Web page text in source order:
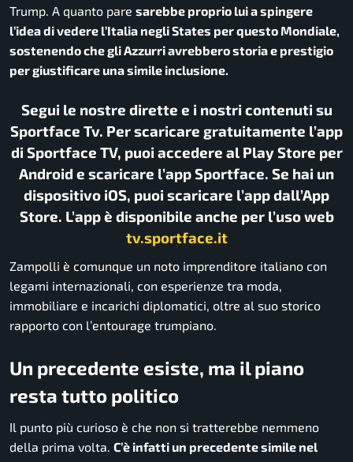
Trump. A quanto pare sarebbe proprio lui a spingere
l’idea di vedere l’Italia negli States per questo Mondiale,
sostenendo che gli Azzurri avrebbero storia e prestigio
per giustificare una simile inclusione.
Segui le nostre dirette e i nostri contenuti su
Sportface Tv. Per scaricare gratuitamente l’app
di Sportface TV, puoi accedere al Play Store per
Android e scaricare l’app Sportface. Se hai un
dispositivo iOS, puoi scaricare l’app dall’App
Store. L’app è disponibile anche per l’uso web
tv.sportface.it
Zampolli è comunque un noto imprenditore italiano con
legami internazionali, con esperienze tra moda,
immobiliare e incarichi diplomatici, oltre al suo storico
rapporto con l’entourage trumpiano.
Un precedente esiste, ma il piano
resta tutto politico
Il punto più curioso è che non si tratterebbe nemmeno
della prima volta. C’è infatti un precedente simile nel